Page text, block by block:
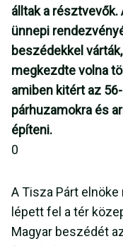
álltak a
ünnepi
beszédekkel
megkezdte volna
amiben kitért az
párhuzamokra és
építeni.
0
A Tisza Párt
lépett fel a tér
Magyar beszédét